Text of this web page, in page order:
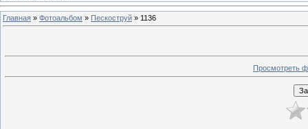
Главная » Фотоальбом » Пескоструй » 1136
Просмотреть